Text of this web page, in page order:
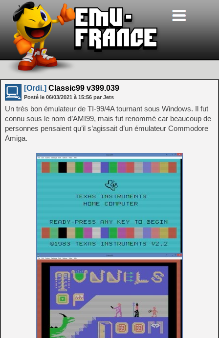
[Ordi.] Classic99 v399.039
Posté le 06/03/2021 à 15:56 par Jets
Un très bon émulateur de TI-99/4A tournant sous Windows. Il fut
connu sous le nom d’AMI99, mais fut renommé car beaucoup de
personnes pensaient qu’il s’agissait d’un émulateur Commodore
Amiga.